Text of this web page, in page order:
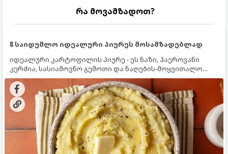
რა მოვამზადოთ?
8 საიდუმლო იდეალური პიურეს მოსამზადებლად
იდეალური კარტოფილის პიურე - ეს ნაზი, ჰაეროვანი
კერძია, სასიამოვნო გემოთი და ნაღების-მოყვითალო
ფერით. მისი მომზადება ძალიან მარტივია, მაგრამ
არსებობს რამდენიმე საიდუმლო, რომლებიც უნდა
იცოდეთ, რომ პიურე იდეალურად გემრიელი გამოვიდეს.